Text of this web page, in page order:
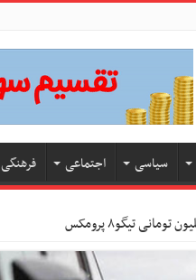
سیاسی اجتماعی فرهنگی